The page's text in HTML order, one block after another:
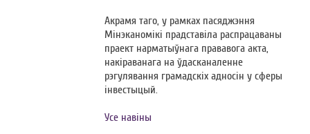
Акрамя таго, у рамках пасяджэння
Мінэканомікі прадставіла распрацаваны
праект нарматыўнага прававога акта,
накіраванага на ўдасканаленне
рэгулявання грамадскіх адносін у сферы
інвестыцый.
Усе навіны